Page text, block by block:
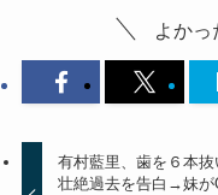
よかっ
有村藍里、歯を６本抜
壮絶過去を告白→妹が